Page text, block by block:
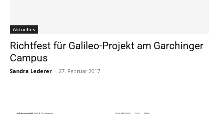
Aktuelles
Richtfest für Galileo-Projekt am Garchinger
Campus
Sandra Lederer - 27. Februar 2017